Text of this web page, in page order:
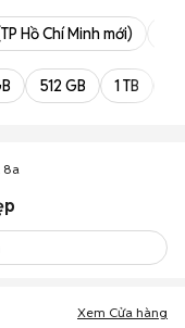
Hồ Chí Minh mới)
512 GB 1 TB
8a
Xem Cửa hàng